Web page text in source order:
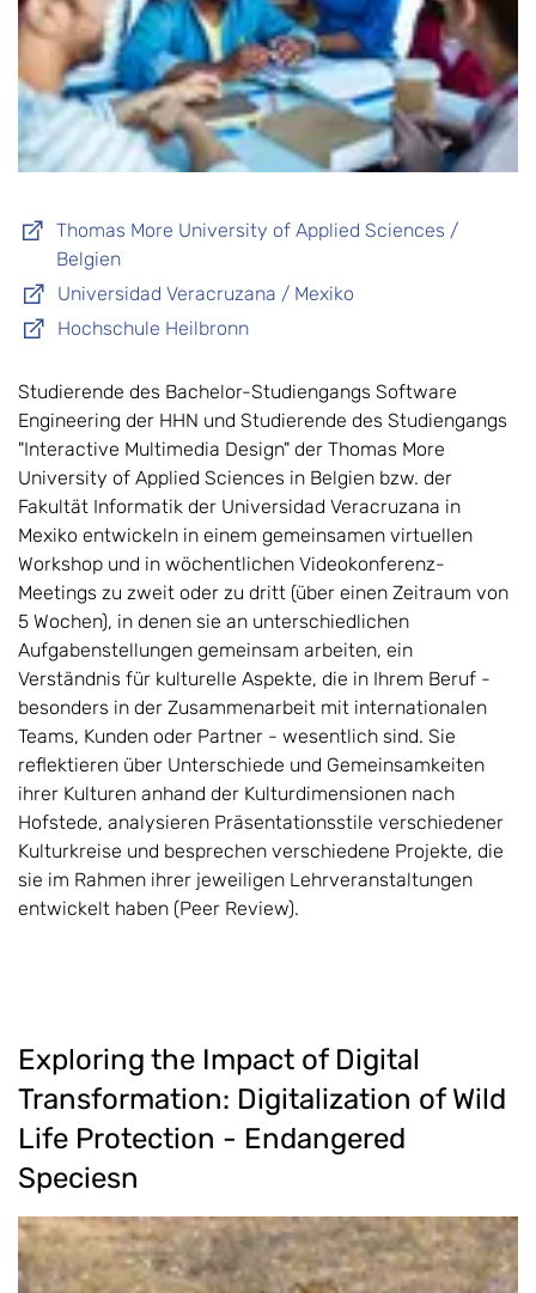
Thomas More University of Applied Sciences /
Belgien
Universidad Veracruzana / Mexiko
Hochschule Heilbronn
Studierende des Bachelor-Studiengangs Software
Engineering der HHN und Studierende des Studiengangs
"Interactive Multimedia Design" der Thomas More
University of Applied Sciences in Belgien bzw. der
Fakultät Informatik der Universidad Veracruzana in
Mexiko entwickeln in einem gemeinsamen virtuellen
Workshop und in wöchentlichen Videokonferenz-
Meetings zu zweit oder zu dritt (über einen Zeitraum von
5 Wochen), in denen sie an unterschiedlichen
Aufgabenstellungen gemeinsam arbeiten, ein
Verständnis für kulturelle Aspekte, die in Ihrem Beruf -
besonders in der Zusammenarbeit mit internationalen
Teams, Kunden oder Partner - wesentlich sind. Sie
reflektieren über Unterschiede und Gemeinsamkeiten
ihrer Kulturen anhand der Kulturdimensionen nach
Hofstede, analysieren Präsentationsstile verschiedener
Kulturkreise und besprechen verschiedene Projekte, die
sie im Rahmen ihrer jeweiligen Lehrveranstaltungen
entwickelt haben (Peer Review).
Exploring the Impact of Digital
Transformation: Digitalization of Wild
Life Protection - Endangered
Speciesn